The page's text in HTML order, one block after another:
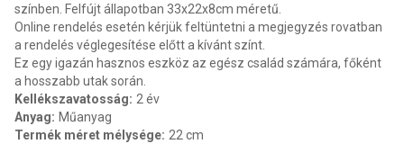
színben. Felfújt állapotban 33x22x8cm méretű.
Online rendelés esetén kérjük feltüntetni a megjegyzés rovatban
a rendelés véglegesítése előtt a kívánt színt.
Ez egy igazán hasznos eszköz az egész család számára, főként
a hosszabb utak során.
Kellékszavatosság: 2 év
Anyag: Műanyag
Termék méret mélysége: 22 cm